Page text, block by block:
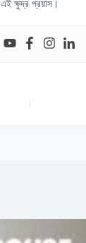
এই ক্ষুদ্র প্রয়াস।